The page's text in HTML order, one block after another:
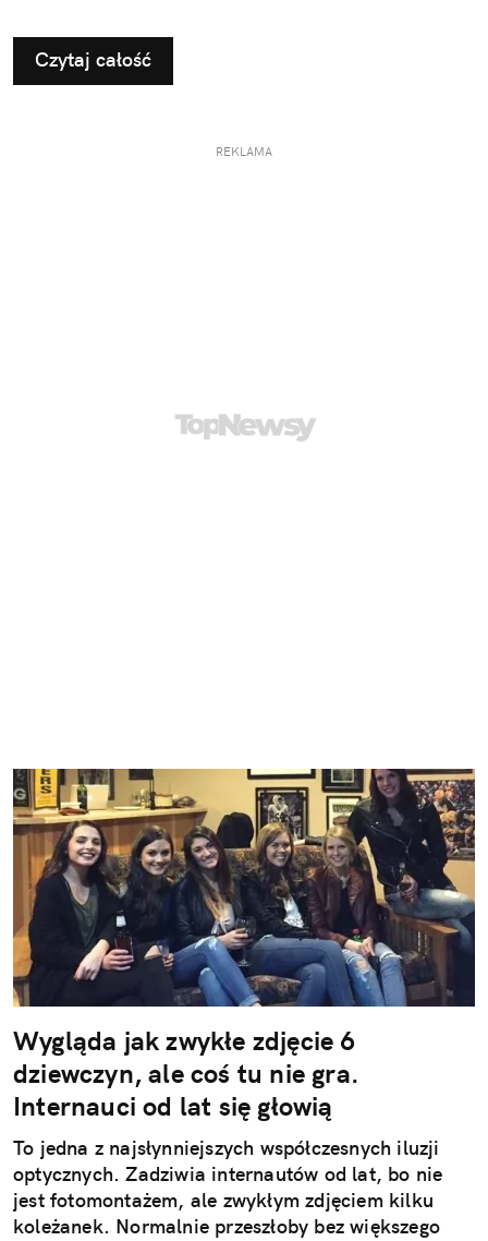
Czytaj całość
REKLAMA
Wygląda jak zwykłe zdjęcie 6
dziewczyn, ale coś tu nie gra.
Internauci od lat się głowią
To jedna z najsłynniejszych współczesnych iluzji
optycznych. Zadziwia internautów od lat, bo nie
jest fotomontażem, ale zwykłym zdjęciem kilku
koleżanek. Normalnie przeszłoby bez większego